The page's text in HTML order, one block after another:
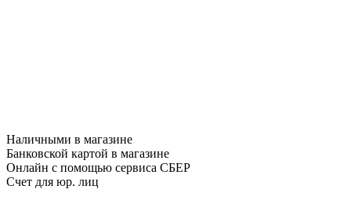
Наличными в магазине
Банковской картой в магазине
Онлайн с помощью сервиса СБЕР
Счет для юр. лиц